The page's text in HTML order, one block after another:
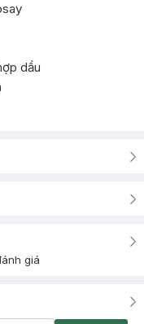
dầu
giá